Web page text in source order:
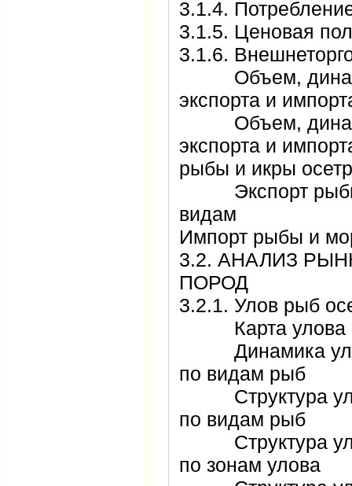
3.1.4.
3.1.5. Ценовая
3.1.6.
Объем,
экспорта и
Объем,
экспорта и
рыбы и икры
Экспорт рыбы
видам
Импорт рыбы и
3.2. АНАЛИЗ
ПОРОД
3.2.1. Улов рыб
Карта улова
Динамика
по видам рыб
Структура
по видам рыб
Структура
по зонам улова